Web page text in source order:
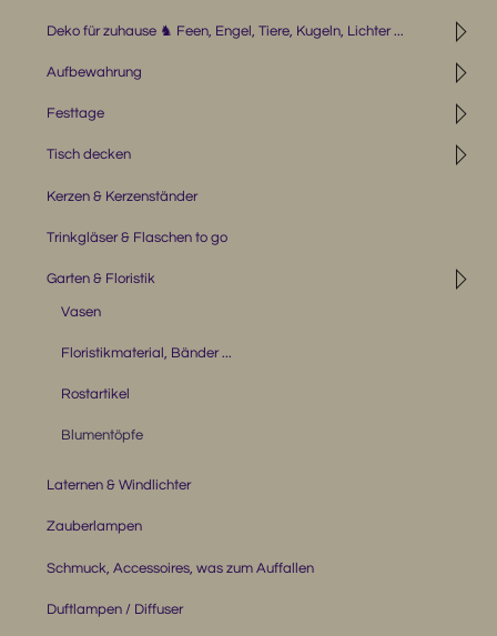
◹
Deko für zuhause ♞ Feen, Engel, Tiere, Kugeln, Lichter ...
◹
Aufbewahrung
◹
Festtage
◹
Tisch decken
Kerzen & Kerzenständer
Trinkgläser & Flaschen to go
◹
Garten & Floristik
Vasen
Floristikmaterial, Bänder ...
Rostartikel
Blumentöpfe
Laternen & Windlichter
Zauberlampen
Schmuck, Accessoires, was zum Auffallen
Duftlampen / Diffuser